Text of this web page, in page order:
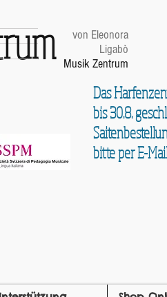
von Eleonora
Ligabò
Musik Zentrum
Das
bis 30.8.
bitte per E-